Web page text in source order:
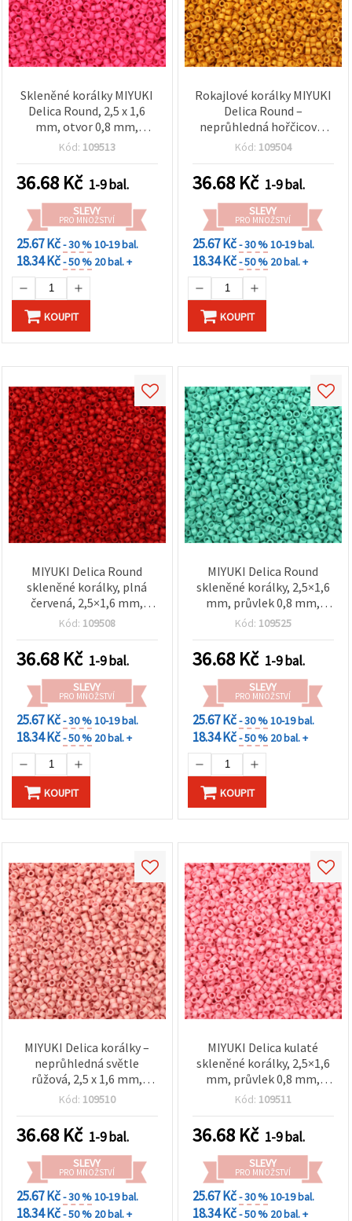
Skleněné korálky MIYUKI
Delica Round, 2,5 x 1,6
mm, otvor 0,8 mm,
neprůhledná sytě růžová,
Kód: 109513
36.68 Kč 1-9 bal.
SLEVY
PRO MNOŽSTVÍ
25.67 Kč- 30 %10-19 bal.
18.34 Kč- 50 % 20 bal. +
KOUPIT
Rokajlové korálky MIYUKI
Delica Round –
neprůhledná hořčicová,
2,5×1,6 mm, průvlek 0,8
ideální pro teplé akcenty
ve špercích a jemnou
výšivku
Kód: 109504
36.68 Kč 1-9 bal.
SLEVY
PRO MNOŽSTVÍ
25.67 Kč- 30 %10-19 bal.
18.34 Kč- 50 % 20 bal. +
KOUPIT
MIYUKI Delica Round
skleněné korálky, plná
červená, 2,5×1,6 mm,
průvlek 0,8 mm, 10 g (cca
Kód: 109508
36.68 Kč 1-9 bal.
SLEVY
PRO MNOŽSTVÍ
25.67 Kč- 30 %10-19 bal.
18.34 Kč- 50 % 20 bal. +
KOUPIT
MIYUKI Delica Round
skleněné korálky, 2,5×1,6
mm, průvlek 0,8 mm,
jednobarevná
(~790 ks)
Kód: 109525
36.68 Kč 1-9 bal.
SLEVY
PRO MNOŽSTVÍ
25.67 Kč- 30 %10-19 bal.
18.34 Kč- 50 % 20 bal. +
KOUPIT
MIYUKI Delica korálky –
neprůhledná světle
růžová, 2,5 x 1,6 mm,
průvlek 0,8 mm, 10 g
z korálků, korálkový stav
a DIY šperky
Kód: 109510
36.68 Kč 1-9 bal.
SLEVY
PRO MNOŽSTVÍ
25.67 Kč- 30 %10-19 bal.
18.34 Kč- 50 % 20 bal. +
MIYUKI Delica kulaté
skleněné korálky, 2,5×1,6
mm, průvlek 0,8 mm,
jednobarevná růžová, 10 g
Kód: 109511
36.68 Kč 1-9 bal.
SLEVY
PRO MNOŽSTVÍ
25.67 Kč- 30 %10-19 bal.
18.34 Kč- 50 % 20 bal. +